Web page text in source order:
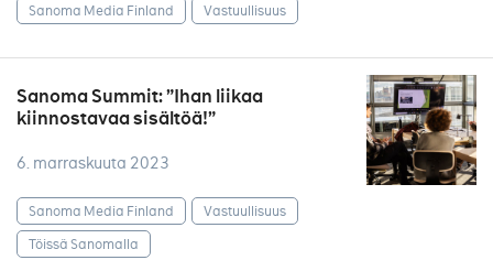
Sanoma Media Finland Vastuullisuus
Sanoma Summit: ”Ihan liikaa
kiinnostavaa sisältöä!”
6. marraskuuta 2023
Sanoma Media Finland
Vastuullisuus
Töissä Sanomalla